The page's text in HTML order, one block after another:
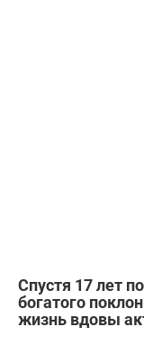
Спустя 17 лет
богатого
жизнь вдовы